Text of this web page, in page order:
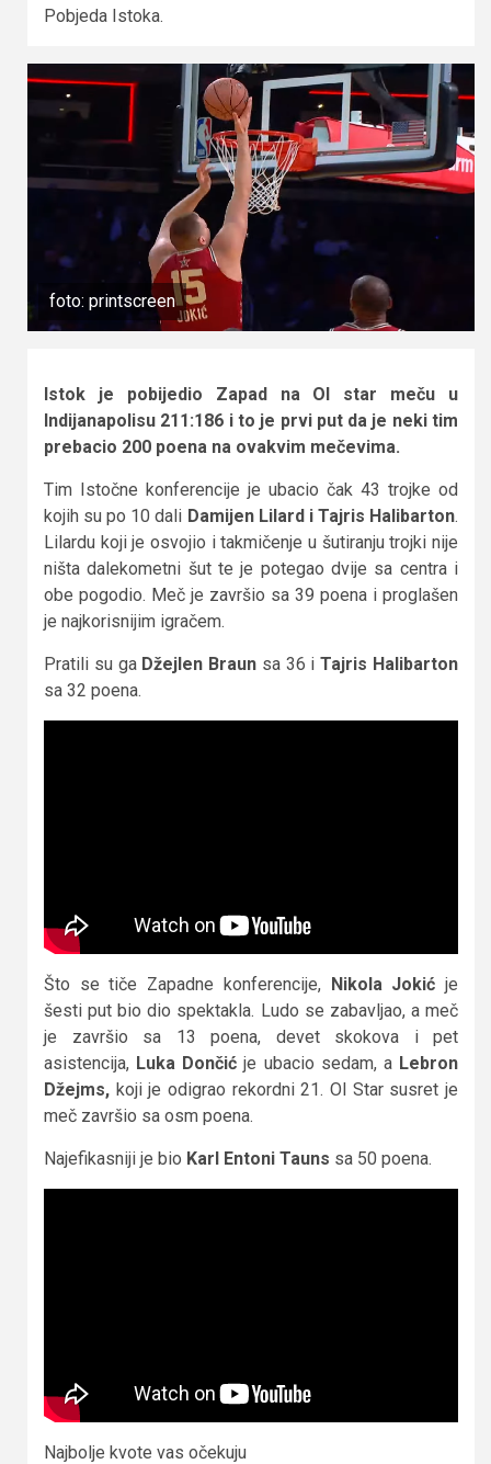
Pobjeda Istoka.
foto: printscreen
Istok je pobijedio Zapad na Ol star meču u
Indijanapolisu 211:186 i to je prvi put da je neki tim
prebacio 200 poena na ovakvim mečevima.
Tim Istočne konferencije je ubacio čak 43 trojke od
kojih su po 10 dali Damijen Lilard i Tajris Halibarton.
Lilardu koji je osvojio i takmičenje u šutiranju trojki nije
ništa dalekometni šut te je potegao dvije sa centra i
obe pogodio. Meč je završio sa 39 poena i proglašen
je najkorisnijim igračem.
Pratili su ga Džejlen Braun sa 36 iTajris Halibarton
sa 32 poena.
Što se tiče Zapadne konferencije, Nikola Jokić je
šesti put bio dio spektakla. Ludo se zabavljao, a meč
je završio sa 13 poena, devet skokova i pet
asistencija, Luka Dončić je ubacio sedam, a Lebron
Džejms, koji je odigrao rekordni 21. Ol Star susret je
meč završio sa osm poena.
Najefikasniji je bio Karl Entoni Tauns sa 50 poena.
Najbolje kvote vas očekuju